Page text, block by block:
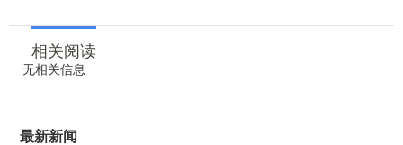
相关阅读
无相关信息
最新新闻